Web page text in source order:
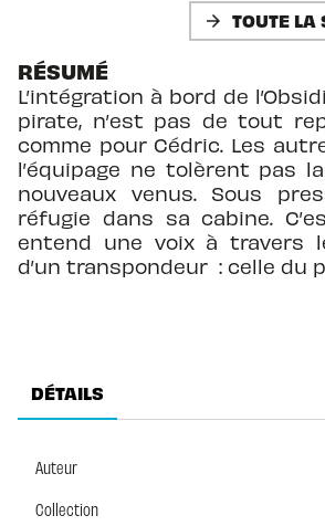
arrow_forward TOUTE LA
RÉSUMÉ
L’intégration à bord de
pirate, n’est pas de tout
comme pour Cédric. Les
l’équipage ne tolèrent pas
nouveaux venus. Sous
réfugie dans sa cabine.
entend une voix à travers
d’un transpondeur : celle du
DÉTAILS
Auteur
Collection